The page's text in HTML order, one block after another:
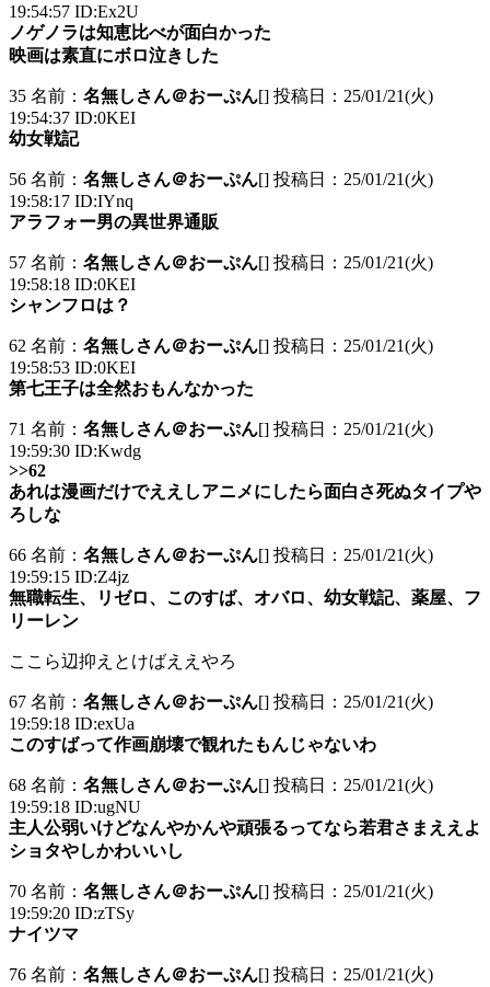
19:54:57 ID:Ex2U
ノゲノラは知恵比べが面白かった
映画は素直にボロ泣きした
35 名前： 名無しさん＠おーぷん[] 投稿日：25/01/21(火)
19:54:37 ID:0KEI
幼女戦記
56 名前： 名無しさん＠おーぷん[] 投稿日：25/01/21(火)
19:58:17 ID:IYnq
アラフォー男の異世界通販
57 名前： 名無しさん＠おーぷん[] 投稿日：25/01/21(火)
19:58:18 ID:0KEI
シャンフロは？
62 名前： 名無しさん＠おーぷん[] 投稿日：25/01/21(火)
19:58:53 ID:0KEI
第七王子は全然おもんなかった
71 名前： 名無しさん＠おーぷん[] 投稿日：25/01/21(火)
19:59:30 ID:Kwdg
>>62
あれは漫画だけでええしアニメにしたら面白さ死ぬタイプや
ろしな
66 名前： 名無しさん＠おーぷん[] 投稿日：25/01/21(火)
19:59:15 ID:Z4jz
無職転生、リゼロ、このすば、オバロ、幼女戦記、薬屋、フ
リーレン
ここら辺抑えとけばええやろ
67 名前： 名無しさん＠おーぷん[] 投稿日：25/01/21(火)
19:59:18 ID:exUa
このすばって作画崩壊で観れたもんじゃないわ
68 名前： 名無しさん＠おーぷん[] 投稿日：25/01/21(火)
19:59:18 ID:ugNU
主人公弱いけどなんやかんや頑張るってなら若君さまええよ
ショタやしかわいいし
70 名前： 名無しさん＠おーぷん[] 投稿日：25/01/21(火)
19:59:20 ID:zTSy
ナイツマ
76 名前： 名無しさん＠おーぷん[] 投稿日：25/01/21(火)